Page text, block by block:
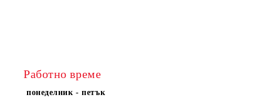
Работно време
понеделник - петък